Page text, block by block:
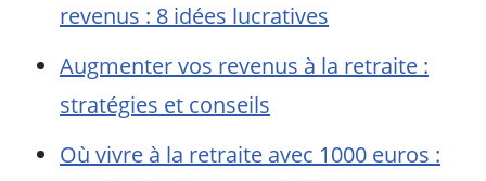
revenus : 8 idées lucratives
Augmenter vos revenus à la retraite :
stratégies et conseils
Où vivre à la retraite avec 1000 euros :